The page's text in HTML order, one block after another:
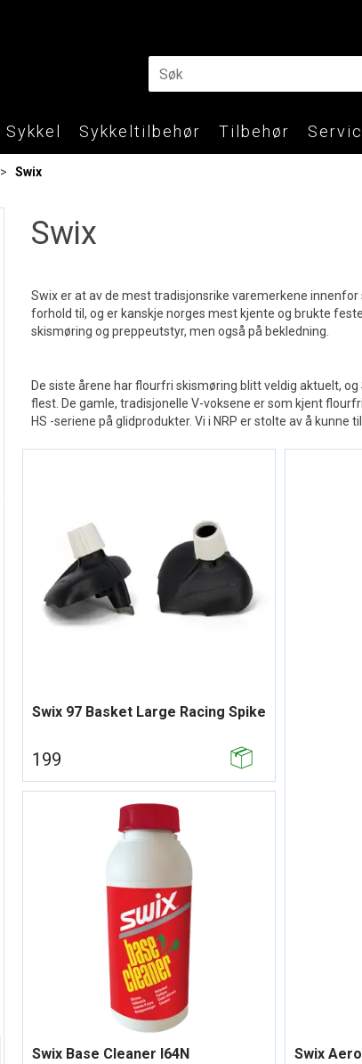
Sykkel Sykkeltilbehør Tilbehør
> Swix
Swix
Swix er at av de mest tradisjonsrike varemerkene
forhold til, og er kanskje norges mest kjente og brukte
skismøring og preppeutstyr, men også på bekledning.
De siste årene har flourfri skismøring blitt veldig aktuelt,
flest. De gamle, tradisjonelle V-voksene er som kjent
HS -seriene på glidprodukter. Vi i NRP er stolte av å
Swix 97 Basket Large Racing Spike
199
Swix
Swix Base Cleaner I64N